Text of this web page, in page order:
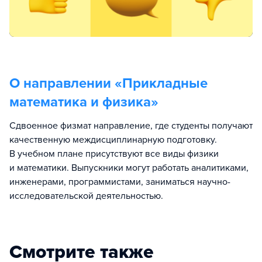
О направлении «Прикладные
математика и физика»
Сдвоенное физмат направление, где студенты получают
качественную междисциплинарную подготовку.
В учебном плане присутствуют все виды физики
и математики. Выпускники могут работать аналитиками,
инженерами, программистами, заниматься научно-
исследовательской деятельностью.
Смотрите также